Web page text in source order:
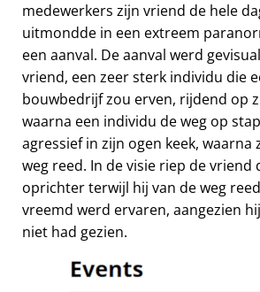
medewerkers zijn vriend de hele
uitmondde in een extreem
een aanval. De aanval werd
vriend, een zeer sterk individu die
bouwbedrijf zou erven, rijdend op
waarna een individu de weg op
agressief in zijn ogen keek, waarna
weg reed. In de visie riep de vriend
oprichter terwijl hij van de weg
vreemd werd ervaren, aangezien
niet had gezien.